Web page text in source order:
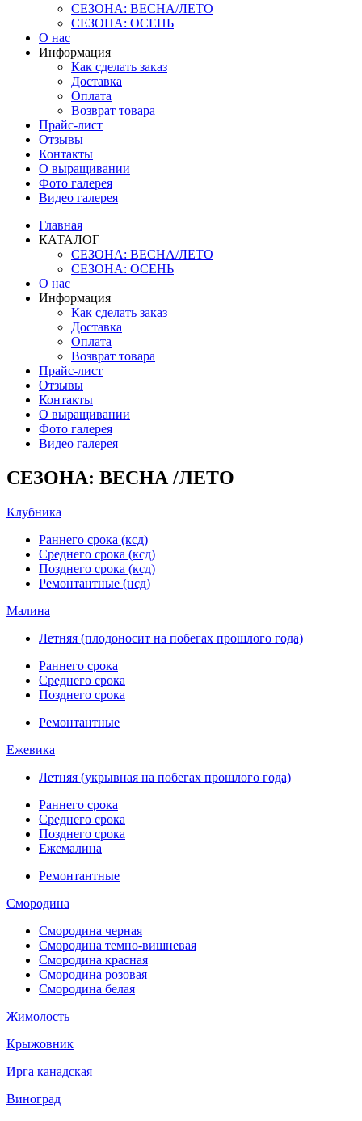
СЕЗОНА: ВЕСНА/ЛЕТО
СЕЗОНА: ОСЕНЬ
О нас
Информация
Как сделать заказ
Доставка
Оплата
Возврат товара
Прайс-лист
Отзывы
Контакты
О выращивании
Фото галерея
Видео галерея
Главная
КАТАЛОГ
СЕЗОНА: ВЕСНА/ЛЕТО
СЕЗОНА: ОСЕНЬ
О нас
Информация
Как сделать заказ
Доставка
Оплата
Возврат товара
Прайс-лист
Отзывы
Контакты
О выращивании
Фото галерея
Видео галерея
СЕЗОНА: ВЕСНА /ЛЕТО
Клубника
Раннего срока (ксд)
Среднего срока (ксд)
Позднего срока (ксд)
Ремонтантные (нсд)
Малина
Летняя (плодоносит на побегах прошлого года)
Раннего срока
Среднего срока
Позднего срока
Ремонтантные
Ежевика
Летняя (укрывная на побегах прошлого года)
Раннего срока
Среднего срока
Позднего срока
Ежемалина
Ремонтантные
Смородина
Смородина черная
Смородина темно-вишневая
Смородина красная
Смородина розовая
Смородина белая
Жимолость
Крыжовник
Ирга канадская
Виноград